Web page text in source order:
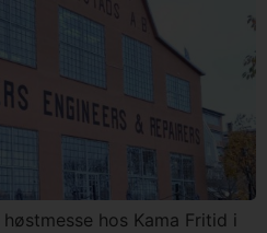
hos Kama Fritid i